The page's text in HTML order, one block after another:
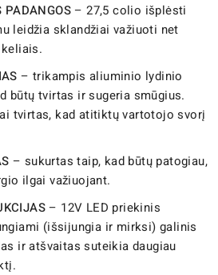
– 27,5 colio išplėsti
leidžia sklandžiai važiuoti net
– trikampis aliuminio lydinio
būtų tvirtas ir sugeria smūgius.
tvirtas, kad atitiktų vartotojo svorį
– sukurtas taip, kad būtų patogiau,
ilgai važiuojant.
– 12V LED priekinis
(išsijungia ir mirksi) galinis
ir atšvaitas suteikia daugiau